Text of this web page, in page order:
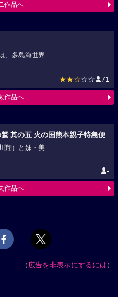
作品へ
、多島海世界...
★★☆☆☆ 71
作品へ
其の五 火の国熊本親子特急便
翔）と妹・美...
-
作品へ
（広告を非表示にするには）